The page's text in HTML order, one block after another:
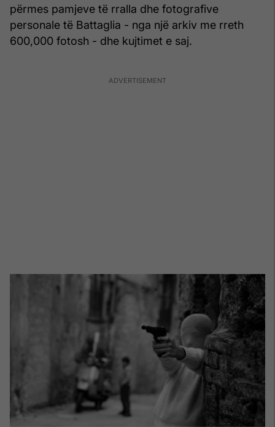
përmes pamjeve të rralla dhe fotografive
personale të Battaglia - nga një arkiv me rreth
600,000 fotosh - dhe kujtimet e saj.